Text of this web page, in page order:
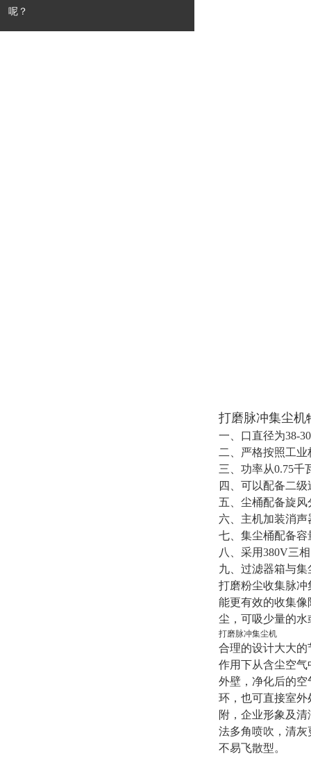
呢？
打磨脉冲集尘机
一、口直径为38-
二、严格按照工
三、功率从0.75千
四、可以配备二
五、尘桶配备旋
六、主机加装消
七、集尘桶配备
八、采用380V三
九、过滤器箱与
打磨粉尘收集脉冲
能更有效的收集
尘，可吸少量的
打磨脉冲集尘机
合理的设计大大
作用下从含尘空
外壁，净化后的
环，也可直接室
附，企业形象及
法多角喷吹，清
不易飞散型。